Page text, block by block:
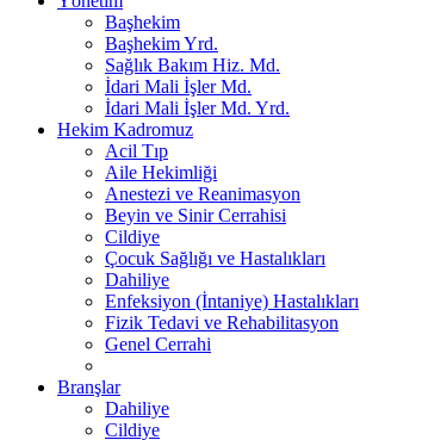
Başhekim
Başhekim Yrd.
Sağlık Bakım Hiz. Md.
İdari Mali İşler Md.
İdari Mali İşler Md. Yrd.
Hekim Kadromuz
Acil Tıp
Aile Hekimliği
Anestezi ve Reanimasyon
Beyin ve Sinir Cerrahisi
Cildiye
Çocuk Sağlığı ve Hastalıkları
Dahiliye
Enfeksiyon (İntaniye) Hastalıkları
Fizik Tedavi ve Rehabilitasyon
Genel Cerrahi
Branşlar
Dahiliye
Cildiye